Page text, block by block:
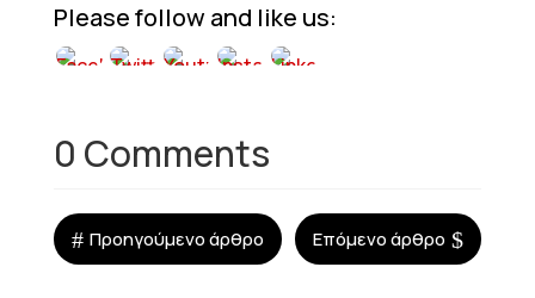
Please follow and like us:
0 Comments
# Προηγούμενο άρθρο Επόμενο άρθρο $